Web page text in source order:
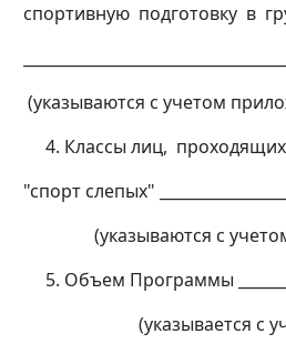
спортивную подготовку в
(указываются с учетом
4. Классы лиц,
"спорт слепых"
(указываются с учетом
5. Объем Программы
(указывается с